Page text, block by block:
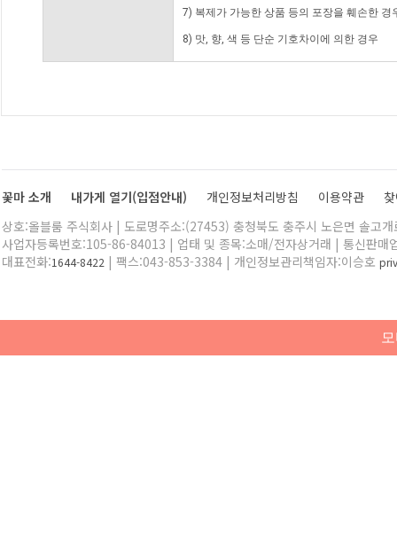
7) 복제가 가능한 상품 등의 포장을 훼손한 경
8) 맛, 향, 색 등 단순 기호차이에 의한 경우
꽃마 소개 내가게 열기(입점안내) 개인정보처리방침 이용약관
상호:올블룸 주식회사 | 도로명주소:(27453) 충청북도 충주시 노은면 솔고
사업자등록번호:105-86-84013 | 업태 및 종목:소매/전자상거래 | 통신판매
대표전화:1644-8422 | 팩스:043-853-3384 | 개인정보관리책임자:이승호